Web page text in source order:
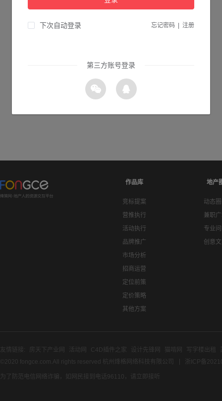
作品库
竞标提案
营推执行
活动执行
品牌推广
市场分析
招商运营
定位前策
定价策略
其他方案
地产
动态
兼职
专业
创意
友情链接: 房天下产业网 活动网 C4D插件之家 设计先锋网 猫啃网 写字楼出租
©2020 fongce.com.All rights reserved 杭州烽格网络科技有限公司
浙ICP备
为了防范电信网络诈骗，如网民接到电话96110，请立即接听
下次自动登录 忘记密码 注册
第三方账号登录